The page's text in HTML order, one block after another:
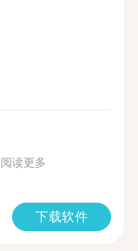
阅读更多
下载软件